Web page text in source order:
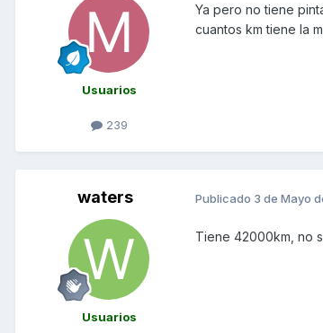
Usuarios
239
Ya pero no tiene
cuantos km tiene la
waters
Usuarios
Publicado 3 de Mayo
Tiene 42000km, no